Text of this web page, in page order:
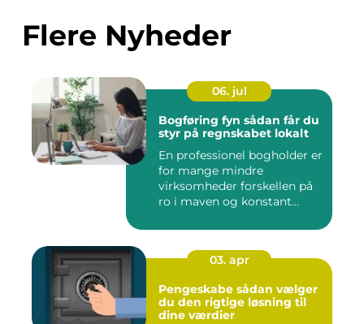
Flere Nyheder
06. jul
Bogføring fyn sådan får du
styr på regnskabet lokalt
En professionel bogholder er
for mange mindre
virksomheder forskellen på
ro i maven og konstant
03. apr
Pengeskabe sådan vælger
du den rigtige løsning til
dine værdier